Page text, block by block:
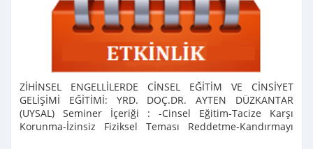
ZİHİNSEL ENGELLİLERDE CİNSEL EĞİTİM VE CİNSİYET
GELİŞİMİ EĞİTİMİ: YRD. DOÇ.DR. AYTEN DÜZKANTAR
(UYSAL) Seminer İçeriği : -Cinsel Eğitim-Tacize Karşı
Korunma-İzinsiz Fiziksel Teması Reddetme-Kandırmayı